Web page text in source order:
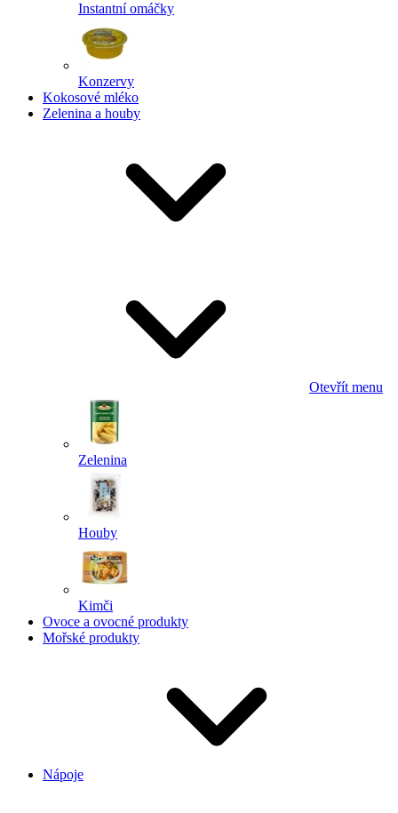
Instantní omáčky
Konzervy
Kokosové mléko
Zelenina a houby
Otevřít menu
Zelenina
Houby
Kimči
Ovoce a ovocné produkty
Mořské produkty
Nápoje